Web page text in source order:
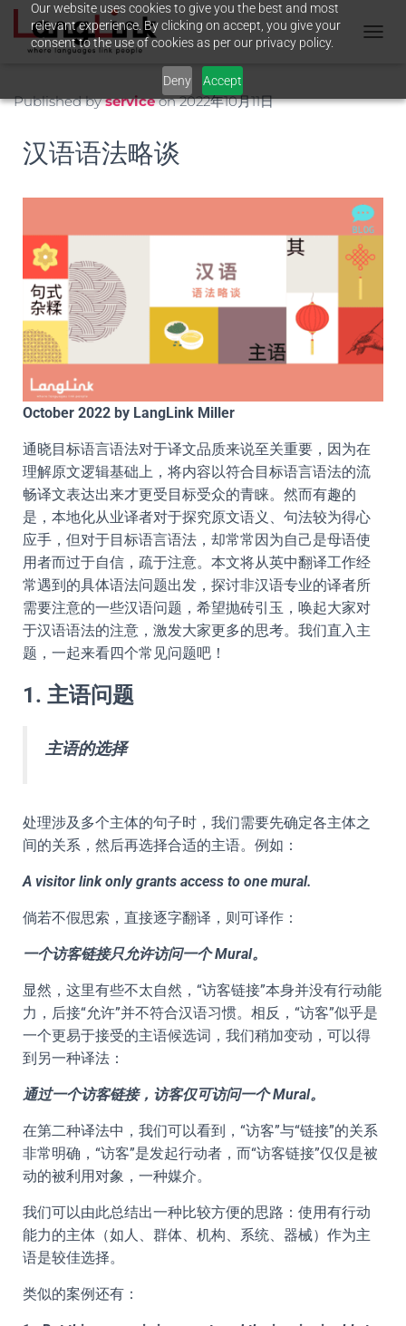
Our website uses cookies to give you the best and most
relevant experience. By clicking on accept, you give your
consent to the use of cookies as per our privacy policy.
Deny Accept
G
I
G
A
T
Published byserviceon2022年10月11日
汉语语法略谈
October 2022 by LangLink Miller
通晓目标语言语法对于译文品质来说至关重要，因为在
理解原文逻辑基础上，将内容以符合目标语言语法的流
畅译文表达出来才更受目标受众的青睐。然而有趣的
是，本地化从业译者对于探究原文语义、句法较为得心
应手，但对于目标语言语法，却常常因为自己是母语使
用者而过于自信，疏于注意。本文将从英中翻译工作经
常遇到的具体语法问题出发，探讨非汉语专业的译者所
需要注意的一些汉语问题，希望抛砖引玉，唤起大家对
于汉语语法的注意，激发大家更多的思考。我们直入主
题，一起来看四个常见问题吧！
1. 主语问题
主语的选择
处理涉及多个主体的句子时，我们需要先确定各主体之
间的关系，然后再选择合适的主语。例如：
A visitor link only grants access to one mural.
倘若不假思索，直接逐字翻译，则可译作：
一个访客链接只允许访问一个 Mural。
显然，这里有些不太自然，“访客链接”本身并没有行动能
力，后接“允许”并不符合汉语习惯。相反，“访客”似乎是
一个更易于接受的主语候选词，我们稍加变动，可以得
到另一种译法：
通过一个访客链接，访客仅可访问一个 Mural。
在第二种译法中，我们可以看到，“访客”与“链接”的关系
非常明确，“访客”是发起行动者，而“访客链接”仅仅是被
动的被利用对象，一种媒介。
我们可以由此总结出一种比较方便的思路：使用有行动
能力的主体（如人、群体、机构、系统、器械）作为主
语是较佳选择。
类似的案例还有：